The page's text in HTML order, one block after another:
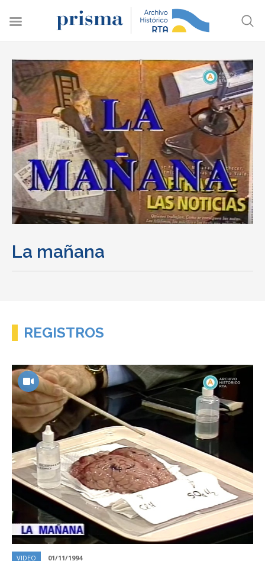
La mañana
REGISTROS
VIDEO 01/11/1994